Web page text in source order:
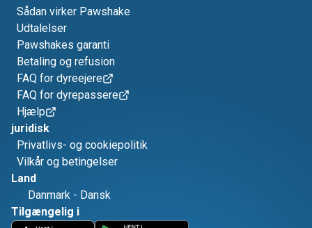
Sådan virker Pawshake
Udtalelser
Pawshakes garanti
Betaling og refusion
FAQ for dyreejere
FAQ for dyrepassere
Hjælp
juridisk
Privatlivs- og cookiepolitik
Vilkår og betingelser
Land
Danmark - Dansk
Tilgængelig i